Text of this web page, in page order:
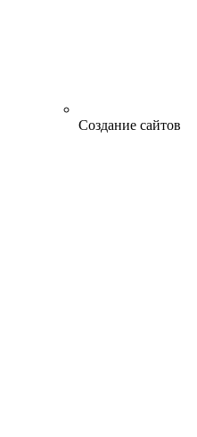
Создание сайтов